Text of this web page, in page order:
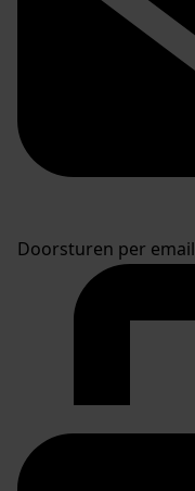
Doorsturen per email